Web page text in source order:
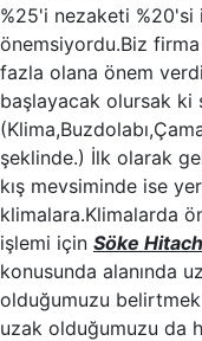
%25'i nezaketi
önemsiyordu.Biz
fazla olana önem
başlayacak olursak ki
şeklinde.) İlk olarak
kış mevsiminde ise
klimalara.Klimalarda
işlemi için Söke
konusunda alanında
olduğumuzu
uzak olduğumuzu da